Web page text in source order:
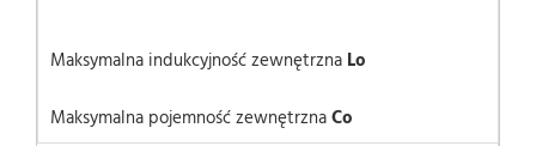
Maksymalna indukcyjność zewnętrzna Lo
Maksymalna pojemność zewnętrznaCo